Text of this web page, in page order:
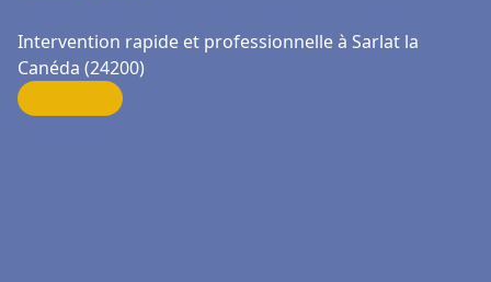
Intervention rapide et professionnelle à Sarlat la
Canéda (24200)